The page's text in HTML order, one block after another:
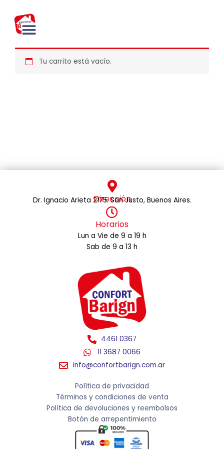
contenido
Tu carrito está vacío.
Dirección
Dr. Ignacio Arieta 2175. San Justo, Buenos Aires.
Horarios
Lun a Vie de 9 a 19 h
Sab de 9 a 13 h
4461 0367
11 3687 0066
info@confortbarign.com.ar
Política de privacidad
Términos y condiciones de venta
Política de devoluciones y reembolsos
Botón de arrepentimiento